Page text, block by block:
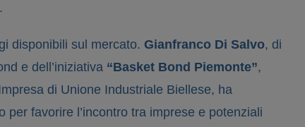
disponibili sul mercato. Gianfranco Di Salvo, di
e dell’iniziativa “Basket Bond Piemonte”,
di Unione Industriale Biellese, ha
per favorire l’incontro tra imprese e potenziali